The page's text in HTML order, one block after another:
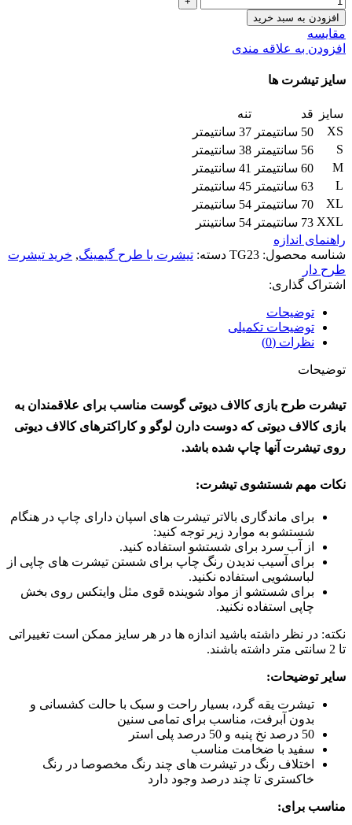
افزودن به سبد خرید
مقایسه
افزودن به علاقه مندی
سایز تیشرت ها
سایز قد
تنه
XS
50 سانتیمتر
37 سانتیمتر
S
56 سانتیمتر
38 سانتیمتر
M
60 سانتیمتر
41 سانتیمتر
L
63 سانتیمتر
45 سانتیمتر
XL
70 سانتیمتر
54 سانتیمتر
XXL 73 سانتیمتر
54 سانتینتر
راهنمای اندازه
شناسه محصول: TG23 دسته: تیشرت با طرح گیمینگ, خرید تیشرت
طرح دار
اشتراک گذاری:
توضیحات
توضیحات تکمیلی
نظرات (0)
توضیحات
تیشرت طرح بازی کالاف دیوتی گوست مناسب برای علاقمندان به
بازی کالاف دیوتی که دوست دارن لوگو و کاراکترهای کالاف دیوتی
روی تیشرت آنها چاپ شده باشد.
نکات مهم شستشوی تیشرت:
برای ماندگاری بالاتر تیشرت های اسپان دارای چاپ در هنگام
شستشو به موارد زیر توجه کنید:
از آب سرد برای شستشو استفاده کنید.
برای آسیب ندیدن رنگ چاپ برای شستن تیشرت های چاپی از
لباسشویی استفاده نکنید.
برای شستشو از مواد شوینده قوی مثل وایتکس روی بخش
چاپی استفاده نکنید.
نکته: در نظر داشته باشید اندازه ها در هر سایز ممکن است تغییراتی
تا 2 سانتی متر داشته باشند.
سایر توضیحات:
تیشرت یقه گرد، بسیار راحت و سبک با حالت کشسانی و
بدون آبرفت، مناسب برای تمامی سنین
50 درصد نخ پنبه و 50 درصد پلی استر
سفید با ضخامت مناسب
اختلاف رنگ در تیشرت های چند رنگ مخصوصا در رنگ
خاکستری تا چند درصد وجود دارد
مناسب برای: